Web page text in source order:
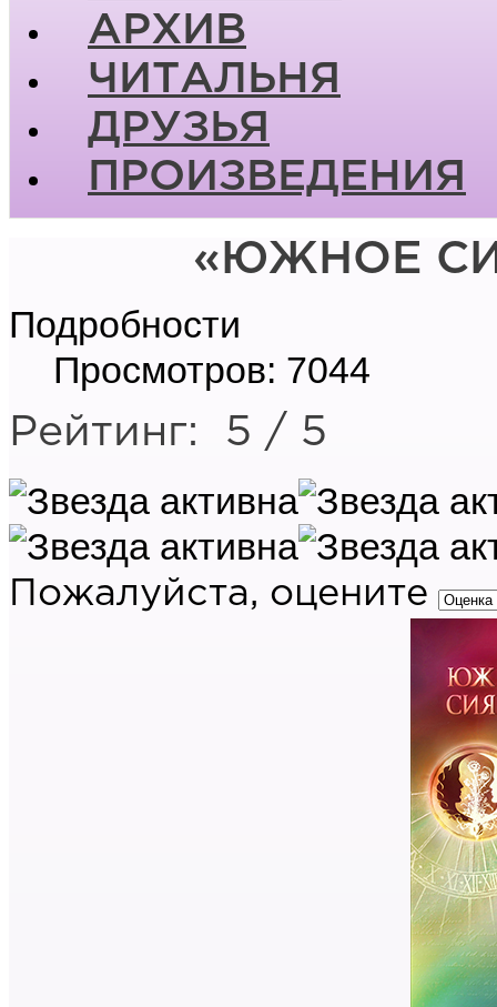
АРХИВ
ЧИТАЛЬНЯ
ДРУЗЬЯ
ПРОИЗВЕДЕНИЯ
«ЮЖНОЕ
Подробности
Просмотров: 7044
Рейтинг: 5 / 5
Пожалуйста, оцените